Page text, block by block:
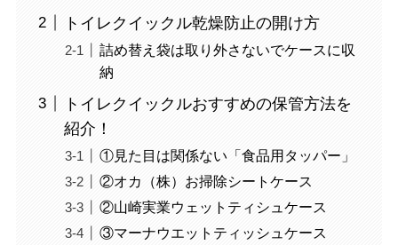
トイレクイックル乾燥防止の開け方
詰め替え袋は取り外さないでケースに収
納
トイレクイックルおすすめの保管方法を
紹介！
①見た目は関係ない「食品用タッパー」
②オカ（株）お掃除シートケース
②山崎実業ウェットティシュケース
③マーナウエットティッシュケース